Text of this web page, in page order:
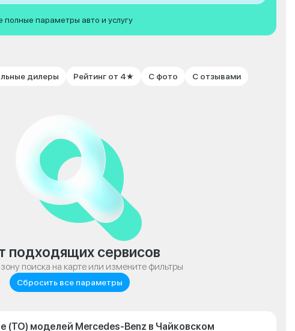
параметры авто и услугу
дилеры Рейтинг от 4★ С фото С отзывами
подходящих сервисов
поиска на карте или измените фильтры
Сбросить все параметры
(ТО) моделей Mercedes-Benz в Чайковском